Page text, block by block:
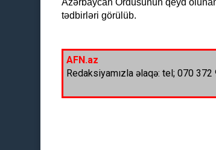
tədbirləri görülüb.
AFN.az
Redaksiyamızla əlaqə: tel; 070